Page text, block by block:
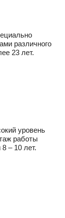
различного
23 лет.
уровень
работы
– 10 лет.